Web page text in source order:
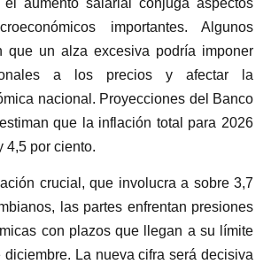
aumento salarial conjuga aspectos
importantes. Algunos
que un alza excesiva podría imponer
a los precios y afectar la
nacional. Proyecciones del Banco
que la inflación total para 2026
4,5 por ciento.
crucial, que involucra a sobre 3,7
las partes enfrentan presiones
con plazos que llegan a su límite
diciembre. La nueva cifra será decisiva